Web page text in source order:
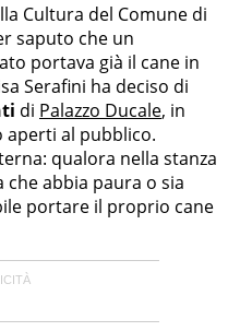
Cultura del Comune di
saputo che un
portava già il cane in
Serafini ha deciso di
di Palazzo Ducale, in
aperti al pubblico.
qualora nella stanza
che abbia paura o sia
portare il proprio cane